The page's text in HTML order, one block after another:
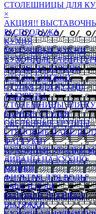
СТОЛЕШНИЦЫ ДЛЯ
×
АКЦИЯ!!
РАСПРОДАЖА
КУХНЯ
МОДУЛЬНЫЕ КУХНИ
КУХОННЫЕ
СТОЛЫ НА КУХНЮ
СТОЛЫ КНИЖКИ
СТУЛЬЯ ДЛЯ КУХНИ
ТАБУРЕТЫ
СТОЛЕШНИЦЫ ДЛЯ
БАРНЫЕ СТУЛЬЯ
ОБЕДЕННЫЕ ГРУППЫ
СТЕНОВЫЕ ПАНЕЛИ
ФАРТУКИ)
КУХОННЫЕ УГОЛКИ
ДИВАНЫ НА КУХНЮ
МОЙКИ
ФИЛЬТРЫ ДЛЯ ВОДЫ
СМЕСИТЕЛИ
БЫТОВАЯ ТЕХНИКА
ВЫТЯЖКИ